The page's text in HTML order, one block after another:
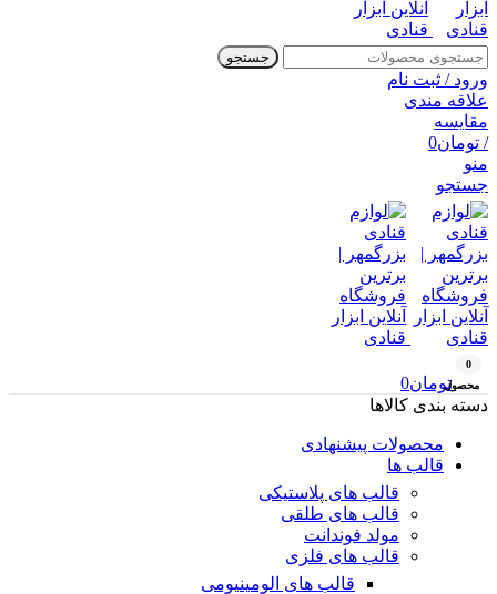
جستجو
ورود / ثبت نام
علاقه مندی
مقایسه
/ تومان0
منو
جستجو
0
محصولتومان0
دسته بندی کالاها
محصولات پیشنهادی
قالب ها
قالب های پلاستیکی
قالب های طلقی
مولد فوندانت
قالب های فلزی
قالب های الومینیومی